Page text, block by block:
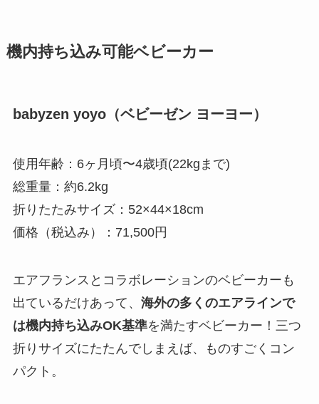
機内持ち込み可能ベビーカー
babyzen yoyo（ベビーゼン ヨーヨー）
使用年齢： 6ヶ月頃〜4歳頃(22kgまで)
総重量：約6.2kg
折りたたみサイズ：52×44×18cm
価格（税込み）：71,500円
エアフランスとコラボレーションのベビーカーも
出ているだけあって、 海外の多くのエアラインで
は機内持ち込みOK基準を満たすベビーカー！三つ
折りサイズにたたんでしまえば、ものすごくコン
パクト。